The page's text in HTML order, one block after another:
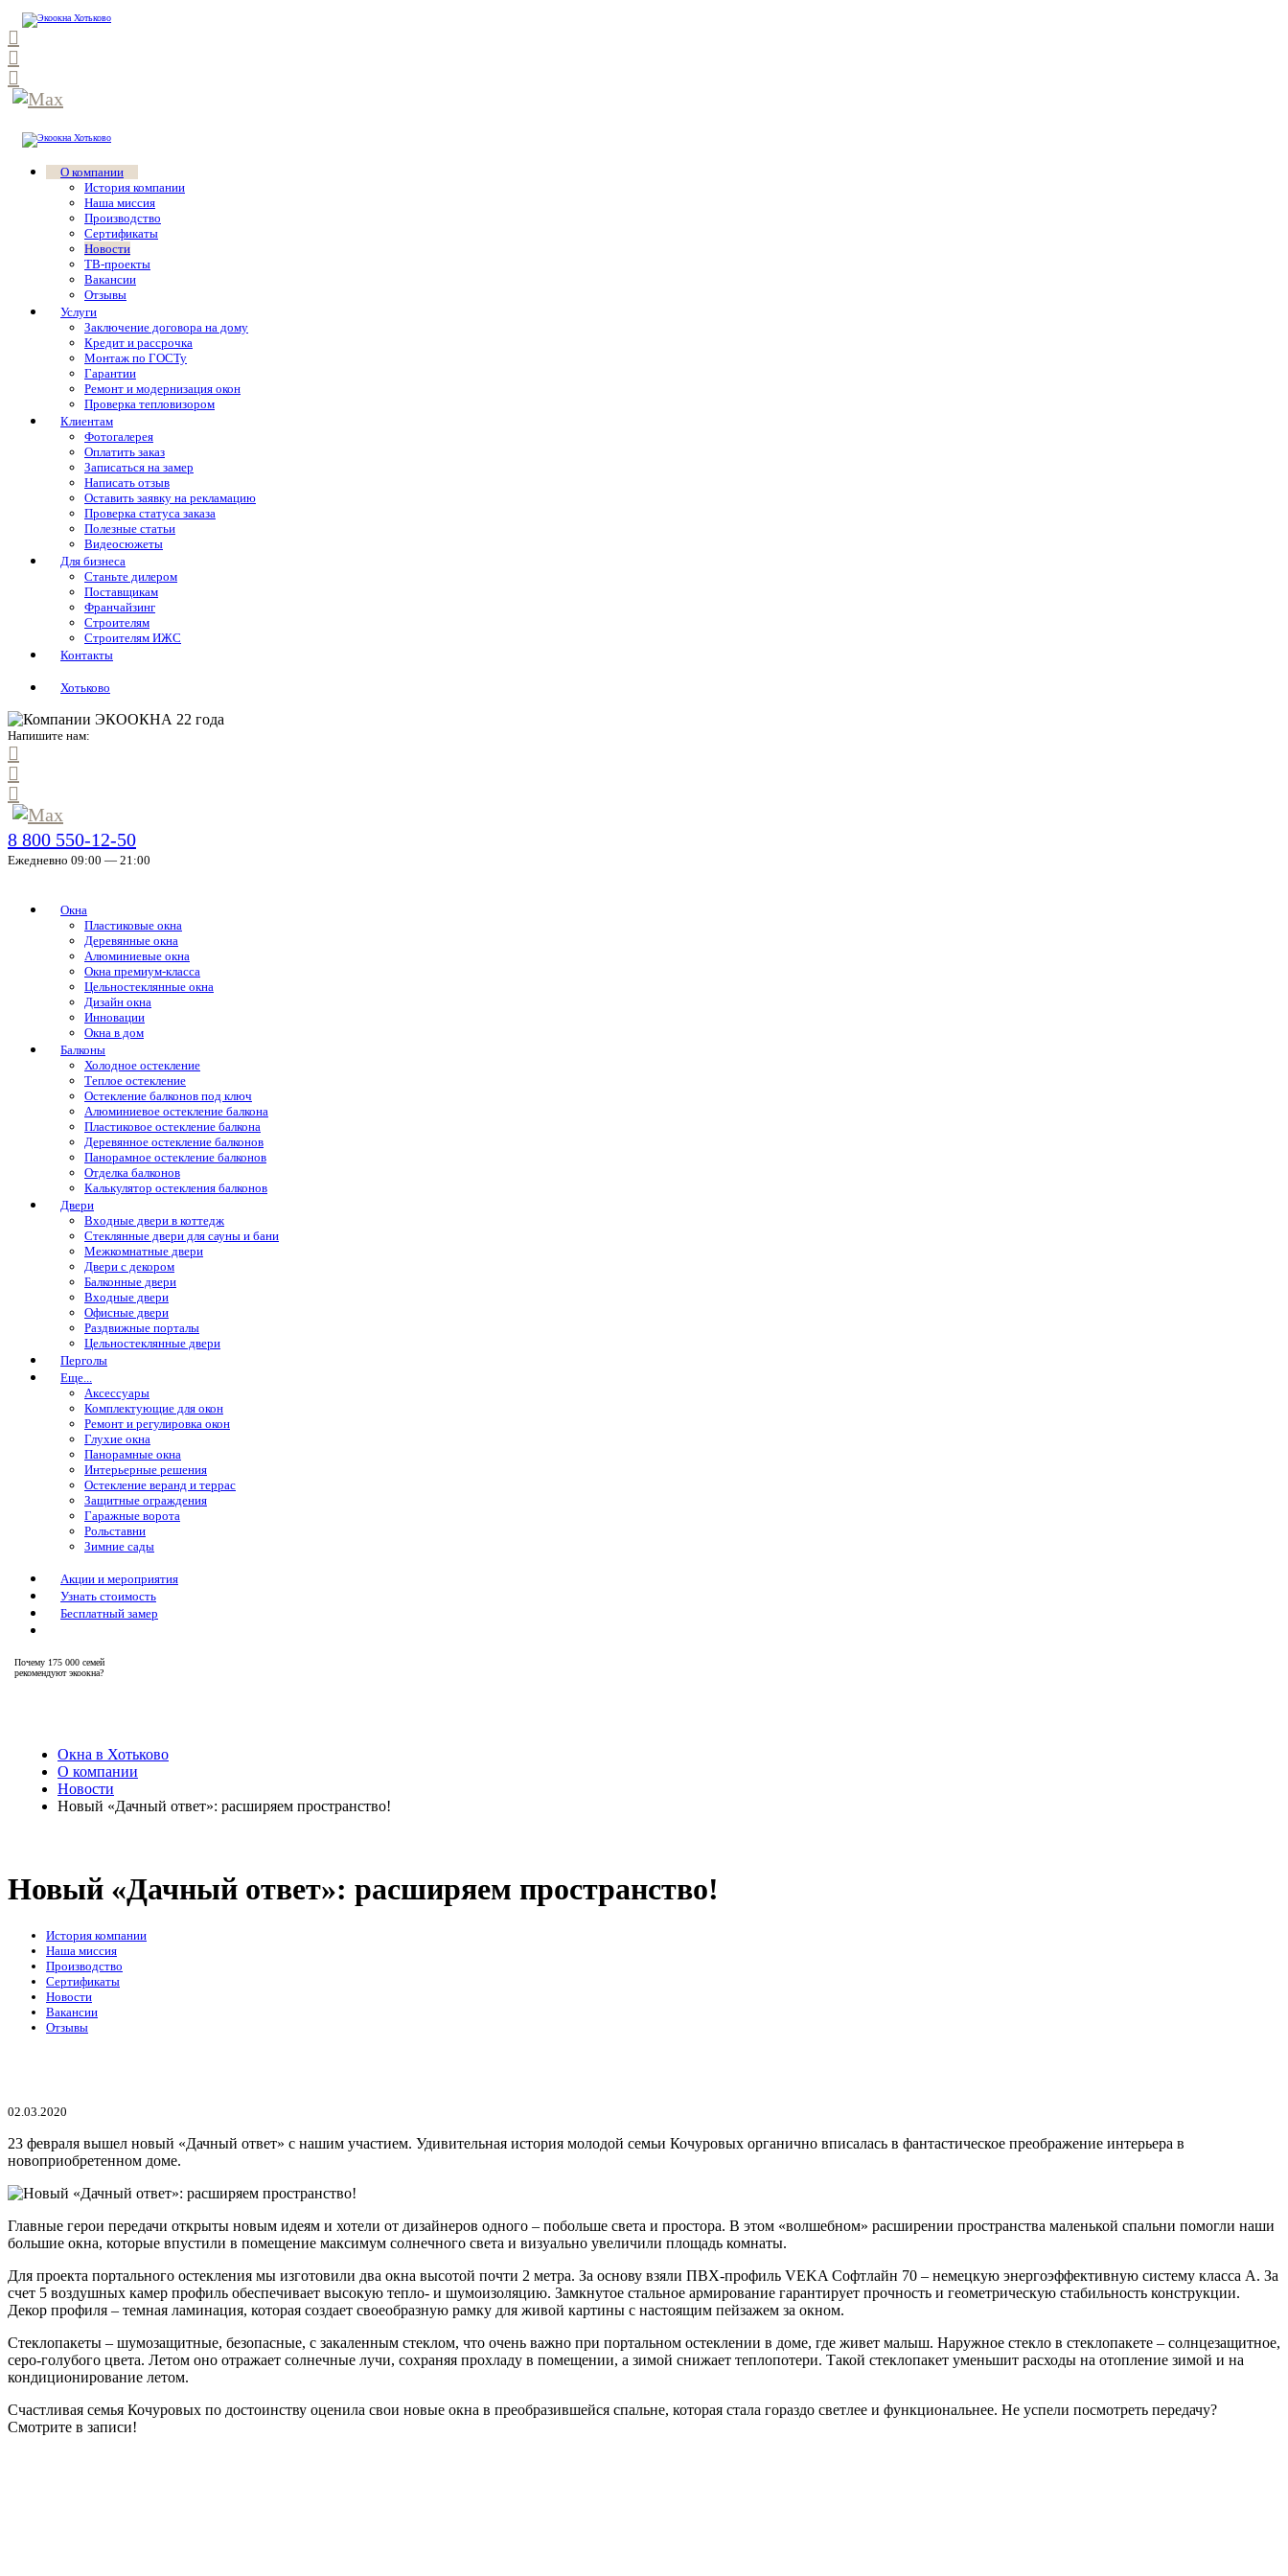
О компании
История компании
Наша миссия
Производство
Сертификаты
Новости
ТВ-проекты
Вакансии
Отзывы
Услуги
Заключение договора на дому
Кредит и рассрочка
Монтаж по ГОСТу
Гарантии
Ремонт и модернизация окон
Проверка тепловизором
Клиентам
Фотогалерея
Оплатить заказ
Записаться на замер
Написать отзыв
Оставить заявку на рекламацию
Проверка статуса заказа
Полезные статьи
Видеосюжеты
Для бизнеса
Станьте дилером
Поставщикам
Франчайзинг
Строителям
Строителям ИЖС
Контакты
Хотьково
Напишите нам:
8 800 550-12-50
Ежедневно 09:00 — 21:00
Окна
Пластиковые окна
Деревянные окна
Алюминиевые окна
Окна премиум-класса
Цельностеклянные окна
Дизайн окна
Инновации
Окна в дом
Балконы
Холодное остекление
Теплое остекление
Остекление балконов под ключ
Алюминиевое остекление балкона
Пластиковое остекление балкона
Деревянное остекление балконов
Панорамное остекление балконов
Отделка балконов
Калькулятор остекления балконов
Двери
Входные двери в коттедж
Стеклянные двери для сауны и бани
Межкомнатные двери
Двери с декором
Балконные двери
Входные двери
Офисные двери
Раздвижные порталы
Цельностеклянные двери
Перголы
Еще...
Аксессуары
Комплектующие для окон
Ремонт и регулировка окон
Глухие окна
Панорамные окна
Интерьерные решения
Остекление веранд и террас
Защитные ограждения
Гаражные ворота
Рольставни
Зимние сады
Акции и мероприятия
Узнать стоимость
Бесплатный замер
Почему 175 000 семей
рекомендуют экоокна?
Окна в Хотьково
О компании
Новости
Новый «Дачный ответ»: расширяем пространство!
Новый «Дачный ответ»: расширяем пространство!
История компании
Наша миссия
Производство
Сертификаты
Новости
Вакансии
Отзывы
02.03.2020
23 февраля вышел новый «Дачный ответ» с нашим участием. Удивительная история молодой семьи Кочуровых органично вписалась в фантастическое преображение интерьера в
новоприобретенном доме.
Главные герои передачи открыты новым идеям и хотели от дизайнеров одного – побольше света и простора. В этом «волшебном» расширении пространства маленькой спальни помогли наши
большие окна, которые впустили в помещение максимум солнечного света и визуально увеличили площадь комнаты.
Для проекта портального остекления мы изготовили два окна высотой почти 2 метра. За основу взяли ПВХ-профиль VEKA Софтлайн 70 – немецкую энергоэффективную систему класса А. За
счет 5 воздушных камер профиль обеспечивает высокую тепло- и шумоизоляцию. Замкнутое стальное армирование гарантирует прочность и геометрическую стабильность конструкции.
Декор профиля – темная ламинация, которая создает своеобразную рамку для живой картины с настоящим пейзажем за окном.
Стеклопакеты – шумозащитные, безопасные, с закаленным стеклом, что очень важно при портальном остеклении в доме, где живет малыш. Наружное стекло в стеклопакете – солнцезащитное,
серо-голубого цвета. Летом оно отражает солнечные лучи, сохраняя прохладу в помещении, а зимой снижает теплопотери. Такой стеклопакет уменьшит расходы на отопление зимой и на
кондиционирование летом.
Счастливая семья Кочуровых по достоинству оценила свои новые окна в преобразившейся спальне, которая стала гораздо светлее и функциональнее. Не успели посмотреть передачу?
Смотрите в записи!